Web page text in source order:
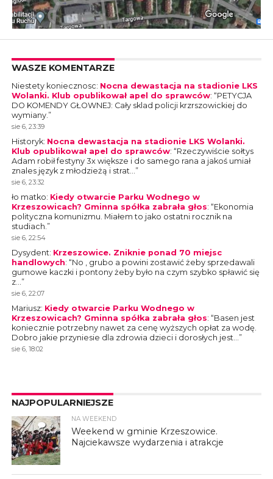
WASZE KOMENTARZE
Niestety koniecznosc: Nocna dewastacja na stadionie LKS
Wolanki. Klub opublikował apel do sprawców: “PETYCJA
DO KOMENDY GŁOWNEJ: Cały sklad policji krzrszowickiej do
wymiany. ”
sie 6, 23:39
Historyk: Nocna dewastacja na stadionie LKS Wolanki.
Klub opublikował apel do sprawców: “Rzeczywiście sołtys
Adam robił festyny 3x większe i do samego rana a jakoś umiał
znales język z młodzieżą i strat… ”
sie 6, 23:32
ło matko: Kiedy otwarcie Parku Wodnego w
Krzeszowicach? Gminna spółka zabrała głos: “Ekonomia
polityczna komunizmu. Miałem to jako ostatni rocznik na
studiach. ”
sie 6, 22:54
Dysydent: Krzeszowice. Zniknie ponad 70 miejsc
handlowych: “No , grubo a powini zostawić żeby sprzedawali
gumowe kaczki i pontony żeby było na czym szybko spławić się
z… ”
sie 6, 22:07
Mariusz: Kiedy otwarcie Parku Wodnego w
Krzeszowicach? Gminna spółka zabrała głos: “Basen jest
koniecznie potrzebny nawet za cenę wyższych opłat za wodę.
Dobro jakie przyniesie dla zdrowia dzieci i dorosłych jest… ”
sie 6, 18:02
NAJPOPULARNIEJSZE
4
NA WEEKEND
Weekend w gminie Krzeszowice.
Najciekawsze wydarzenia i atrakcje